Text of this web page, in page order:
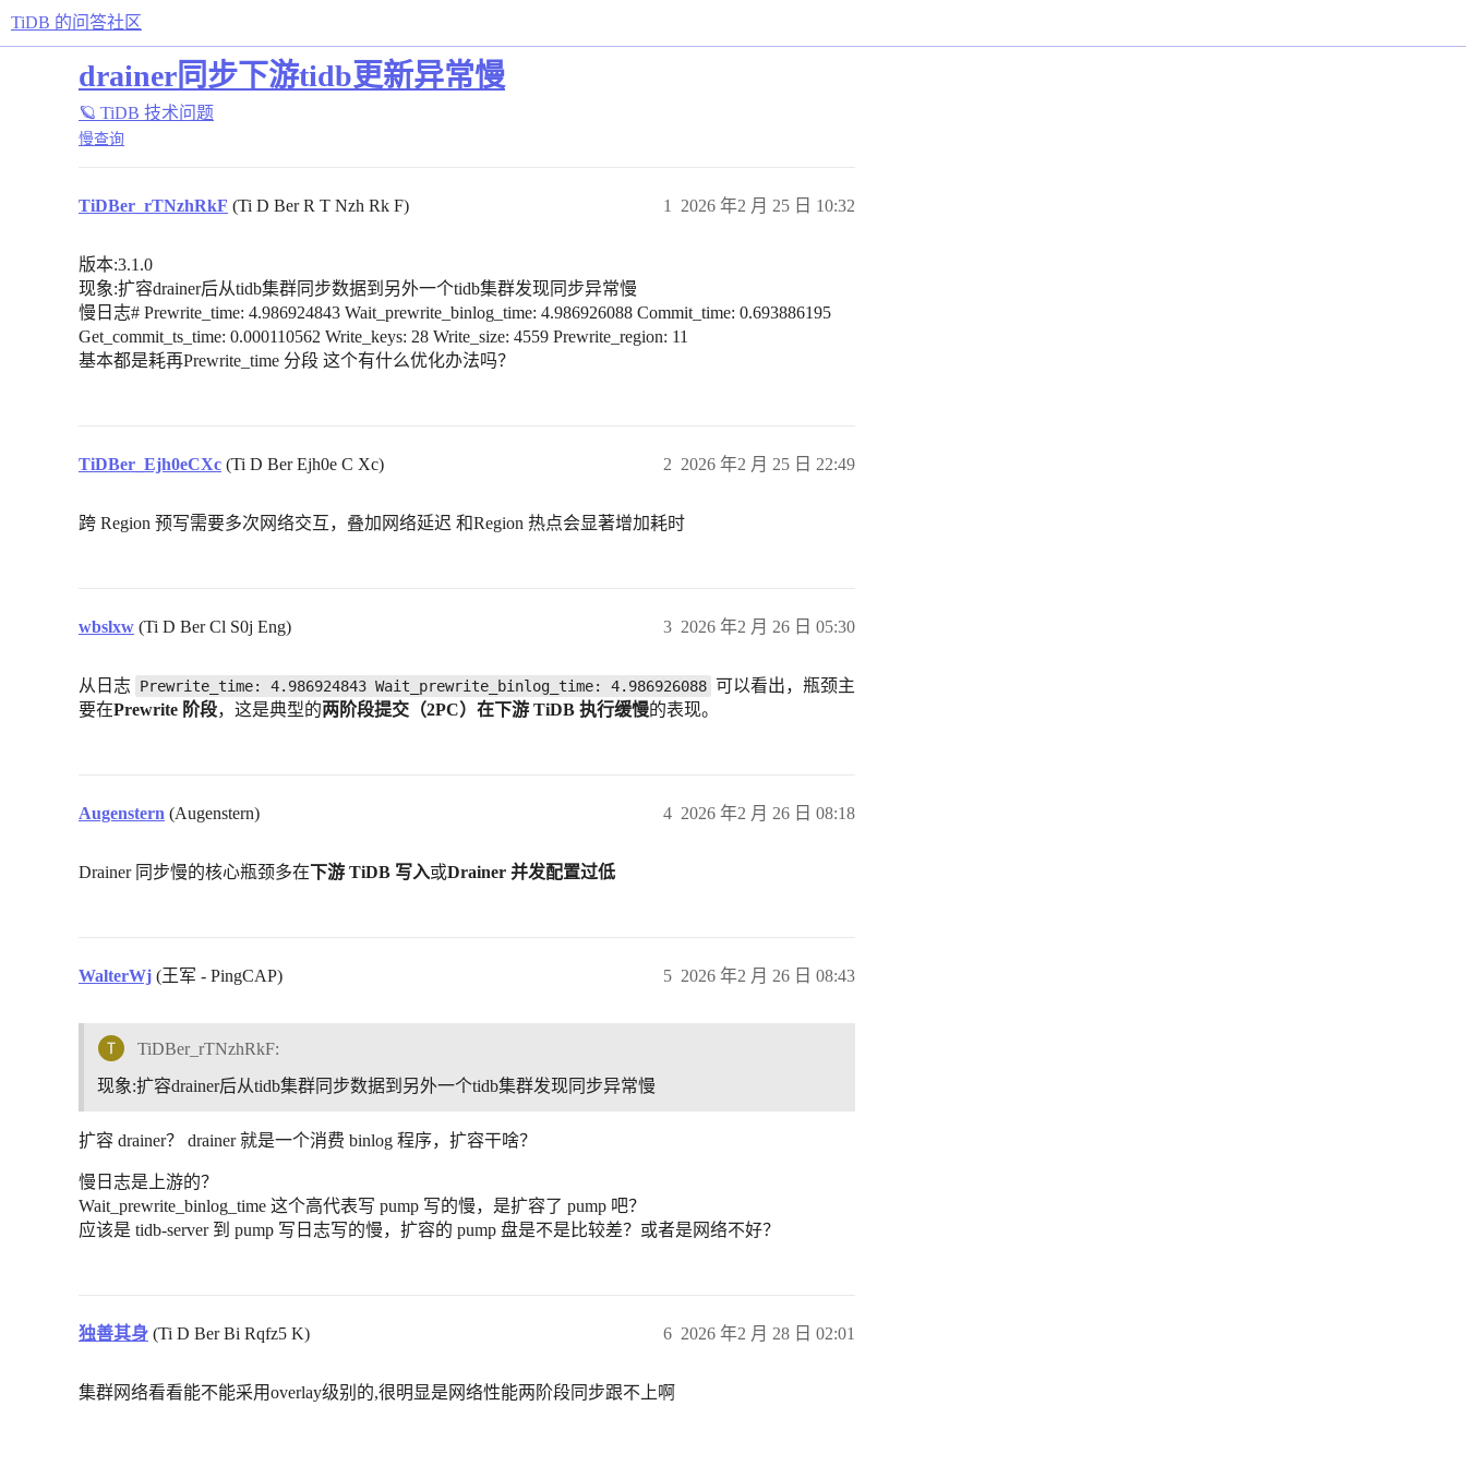
TiDB 的问答社区
drainer同步下游tidb更新异常慢
🪐 TiDB 技术问题
慢查询
TiDBer_rTNzhRkF (Ti D Ber R T Nzh Rk F) 2026 年2 月 25 日 10:32
1
版本:3.1.0
现象:扩容drainer后从tidb集群同步数据到另外一个tidb集群发现同步异常慢
慢日志# Prewrite_time: 4.986924843 Wait_prewrite_binlog_time: 4.986926088 Commit_time: 0.693886195
Get_commit_ts_time: 0.000110562 Write_keys: 28 Write_size: 4559 Prewrite_region: 11
基本都是耗再Prewrite_time 分段 这个有什么优化办法吗？
TiDBer_Ejh0eCXc (Ti D Ber Ejh0e C Xc) 2026 年2 月 25 日 22:49
2
跨 Region 预写需要多次网络交互，叠加网络延迟 和Region 热点会显著增加耗时
wbslxw (Ti D Ber Cl S0j Eng) 2026 年2 月 26 日 05:30
3
从日志 Prewrite_time: 4.986924843 Wait_prewrite_binlog_time: 4.986926088 可以看出，瓶颈主
要在Prewrite 阶段，这是典型的两阶段提交（2PC）在下游 TiDB 执行缓慢的表现。
Augenstern (Augenstern) 2026 年2 月 26 日 08:18
4
Drainer 同步慢的核心瓶颈多在下游 TiDB 写入或Drainer 并发配置过低
WalterWj (王军 - PingCAP) 2026 年2 月 26 日 08:43
5
TiDBer_rTNzhRkF:
现象:扩容drainer后从tidb集群同步数据到另外一个tidb集群发现同步异常慢
扩容 drainer？ drainer 就是一个消费 binlog 程序，扩容干啥？
慢日志是上游的？
Wait_prewrite_binlog_time 这个高代表写 pump 写的慢，是扩容了 pump 吧？
应该是 tidb-server 到 pump 写日志写的慢，扩容的 pump 盘是不是比较差？或者是网络不好？
独善其身 (Ti D Ber Bi Rqfz5 K) 2026 年2 月 28 日 02:01
6
集群网络看看能不能采用overlay级别的,很明显是网络性能两阶段同步跟不上啊